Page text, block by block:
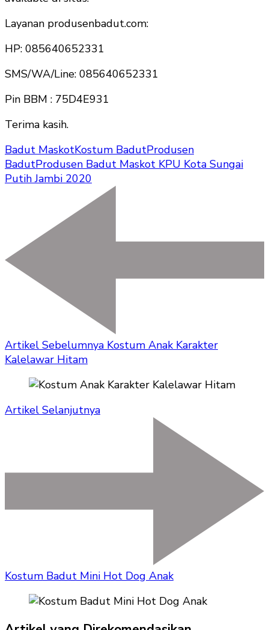
Layanan produsenbadut.com:
HP: 085640652331
SMS/WA/Line: 085640652331
Pin BBM : 75D4E931
Terima kasih.
Badut MaskotKostum BadutProdusen
BadutProdusen Badut Maskot KPU Kota Sungai
Putih Jambi 2020
Artikel Sebelumnya Kostum Anak Karakter
Kalelawar Hitam
Artikel Selanjutnya
Kostum Badut Mini Hot Dog Anak